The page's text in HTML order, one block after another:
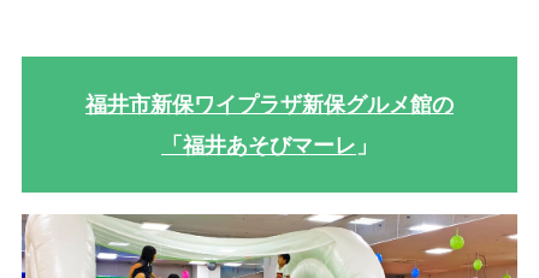
福井市新保ワイプラザ新保グルメ館の
「福井あそびマーレ 」